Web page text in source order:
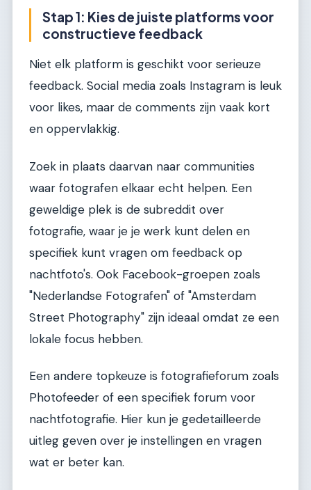
Stap 1: Kies de juiste platforms voor
constructieve feedback
Niet elk platform is geschikt voor serieuze
feedback. Social media zoals Instagram is leuk
voor likes, maar de comments zijn vaak kort
en oppervlakkig.
Zoek in plaats daarvan naar communities
waar fotografen elkaar echt helpen. Een
geweldige plek is de subreddit over
fotografie, waar je je werk kunt delen en
specifiek kunt vragen om feedback op
nachtfoto's. Ook Facebook-groepen zoals
"Nederlandse Fotografen" of "Amsterdam
Street Photography" zijn ideaal omdat ze een
lokale focus hebben.
Een andere topkeuze is fotografieforum zoals
Photofeeder of een specifiek forum voor
nachtfotografie. Hier kun je gedetailleerde
uitleg geven over je instellingen en vragen
wat er beter kan.